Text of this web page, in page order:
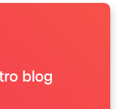
blog